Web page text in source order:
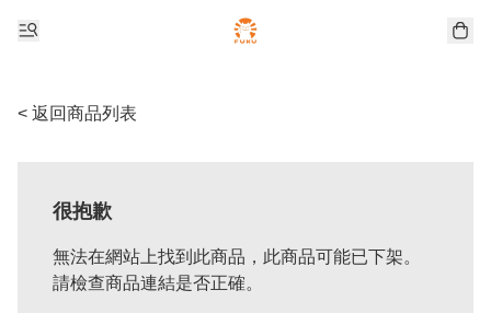
< 返回商品列表
很抱歉
無法在網站上找到此商品，此商品可能已下架。
請檢查商品連結是否正確。